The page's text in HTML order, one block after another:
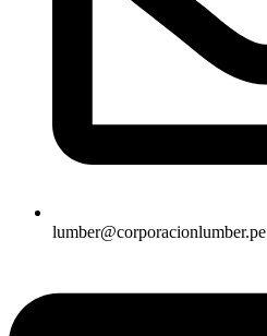
lumber@corporacionlumber.pe